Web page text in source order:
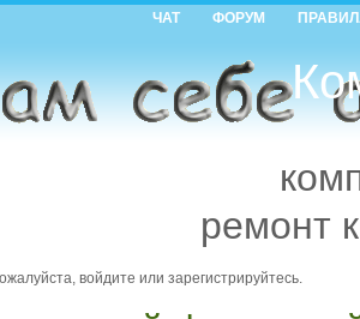
ЧАТ ФОРУМ
ремонт
войдите или зарегистрируйтесь.